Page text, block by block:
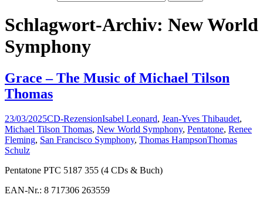
Schlagwort-Archiv: New World
Symphony
Grace – The Music of Michael Tilson
Thomas
23/03/2025CD-RezensionIsabel Leonard, Jean-Yves Thibaudet,
Michael Tilson Thomas, New World Symphony, Pentatone, Renee
Fleming, San Francisco Symphony, Thomas HampsonThomas
Schulz
Pentatone PTC 5187 355 (4 CDs & Buch)
EAN-Nr.: 8 717306 263559